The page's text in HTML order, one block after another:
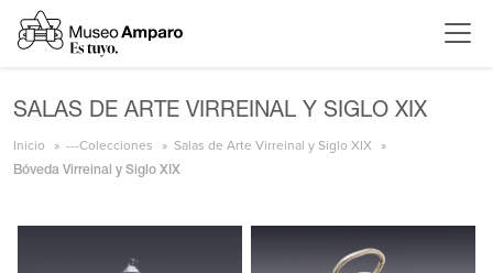
SALAS DE ARTE VIRREINAL Y SIGLO XIX
Inicio ---Colecciones Salas de Arte Virreinal y Siglo XIX
Bóveda Virreinal y Siglo XIX